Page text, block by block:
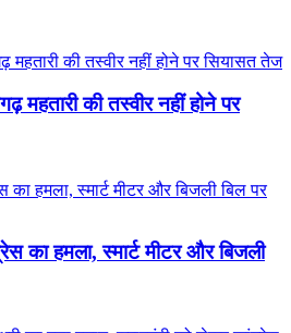
महतारी की तस्वीर नहीं होने पर
का हमला, स्मार्ट मीटर और बिजली